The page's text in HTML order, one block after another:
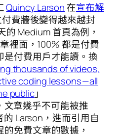
Quincy Larson在宣布解
付費牆後變得越來越封
的 Medium 首頁為例，
裡面，100% 都是付費
是付費用戶才能讀。換
thousands of videos,
coding lessons — all
public」
文章幾乎不可能被推
Larson，進而引用自
免費文章的數據，